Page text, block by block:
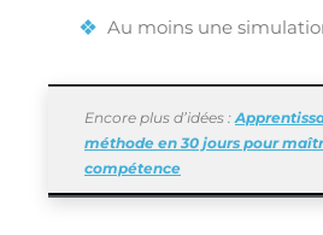
Au moins une
Encore plus d’idées :
méthode en 30 jours pour
compétence